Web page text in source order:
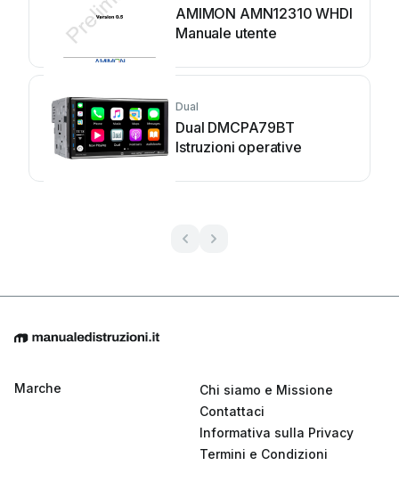
AMIMON AMN12310 WHDI
Manuale utente
Dual
Dual DMCPA79BT
Istruzioni operative
Marche
Chi siamo e Missione
Contattaci
Informativa sulla Privacy
Termini e Condizioni